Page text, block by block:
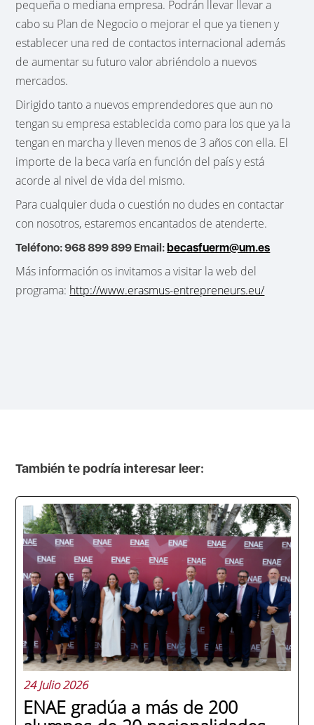
pequeña o mediana empresa. Podrán llevar llevar a
cabo su Plan de Negocio o mejorar el que ya tienen y
establecer una red de contactos internacional además
de aumentar su futuro valor abriéndolo a nuevos
mercados.
Dirigido tanto a nuevos emprendedores que aun no
tengan su empresa establecida como para los que ya la
tengan en marcha y lleven menos de 3 años con ella. El
importe de la beca varía en función del país y está
acorde al nivel de vida del mismo.
Para cualquier duda o cuestión no dudes en contactar
con nosotros, estaremos encantados de atenderte.
Teléfono: 968 899 899 Email:becasfuerm@um.es
Más información os invitamos a visitar la web del
programa: http://www.erasmus-entrepreneurs.eu/
También te podría interesar leer:
24 Julio 2026
ENAE gradúa a más de 200